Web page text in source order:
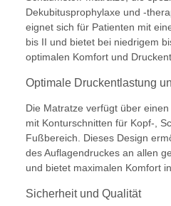
Dekubitusprophylaxe und -
eignet sich für Patienten mit
bis II und bietet bei niedrigem
optimalen Komfort und
Optimale Druckentlastung
Die Matratze verfügt über
mit Konturschnitten für Kopf-,
Fußbereich. Dieses Design
des Auflagendruckes an allen
und bietet maximalen Komfort
Sicherheit und Qualität